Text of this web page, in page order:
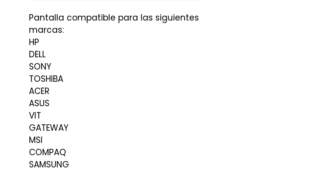
Pantalla compatible para las siguientes
marcas:
HP
DELL
SONY
TOSHIBA
ACER
ASUS
VIT
GATEWAY
MSI
COMPAQ
SAMSUNG